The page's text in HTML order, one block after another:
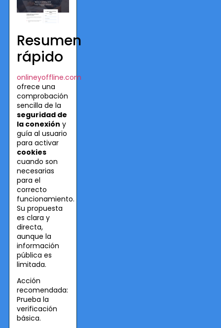
Resumen
rápido
onlineyoffline.com
ofrece una
comprobación
sencilla de la
seguridad de
la conexión y
guía al usuario
para activar
cookies
cuando son
necesarias
para el
correcto
funcionamiento.
Su propuesta
es clara y
directa,
aunque la
información
pública es
limitada.
Acción
recomendada:
Prueba la
verificación
básica.